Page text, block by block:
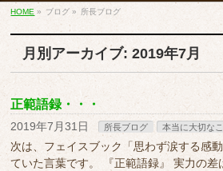
HOME » ブログ » 所長ブログ
月別アーカイブ: 2019年7月
正範語録・・・
2019年7月31日 所長ブログ 本当に大切な
次は、フェイスブック「思わず涙する感
ていた言葉です。 『正範語録』 実力の